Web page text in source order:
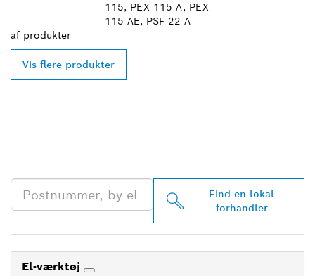
115, PEX 115 A, PEX
115 AE, PSF 22 A
af produkter
Vis flere produkter
Find en lokal
forhandler
El-værktøj